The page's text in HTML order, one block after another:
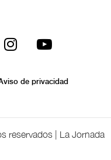
de privacidad
reservados | La Jornada